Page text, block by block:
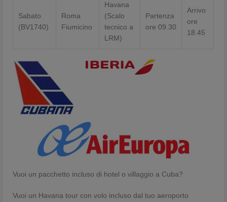
Sabato
(BV1740)
Roma
Fiumicino
Havana
(Scalo
tecnico a
LRM)
Partenza
ore 09.30
Arrivo
ore
18.45
Vuoi un pacchetto incluso di hotel o villaggio a Cuba?
Vuoi un Havana tour con volo incluso dal tuo aeroporto